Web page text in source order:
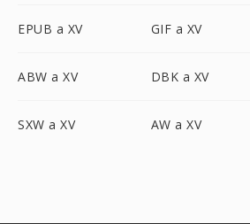
EPUB a XV GIF a XV
ABW a XV DBK a XV
SXW a XV AW a XV